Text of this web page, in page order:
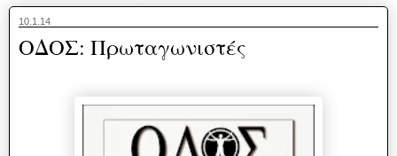
10.1.14
ΟΔΟΣ: Πρωταγωνιστές